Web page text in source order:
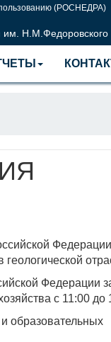
(РОСНЕДРА)
им. Н.М.Федоровского
Федерации
Федерации
с 11:00 до
образовательных